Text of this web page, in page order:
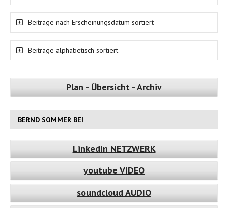
Beiträge nach Erscheinungsdatum sortiert
Beiträge alphabetisch sortiert
Plan - Übersicht - Archiv
BERND SOMMER BEI
LinkedIn NETZWERK
youtube VIDEO
soundcloud AUDIO